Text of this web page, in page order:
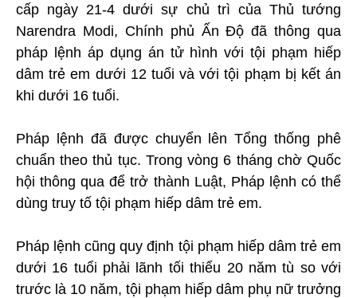
cấp ngày 21-4 dưới sự chủ trì của Thủ tướng
Narendra Modi, Chính phủ Ấn Độ đã thông qua
pháp lệnh áp dụng án tử hình với tội phạm hiếp
dâm trẻ em dưới 12 tuổi và với tội phạm bị kết án
khi dưới 16 tuổi.
Pháp lệnh đã được chuyển lên Tổng thống phê
chuẩn theo thủ tục. Trong vòng 6 tháng chờ Quốc
hội thông qua để trở thành Luật, Pháp lệnh có thể
dùng truy tố tội phạm hiếp dâm trẻ em.
Pháp lệnh cũng quy định tội phạm hiếp dâm trẻ em
dưới 16 tuổi phải lãnh tối thiểu 20 năm tù so với
trước là 10 năm, tội phạm hiếp dâm phụ nữ trưởng